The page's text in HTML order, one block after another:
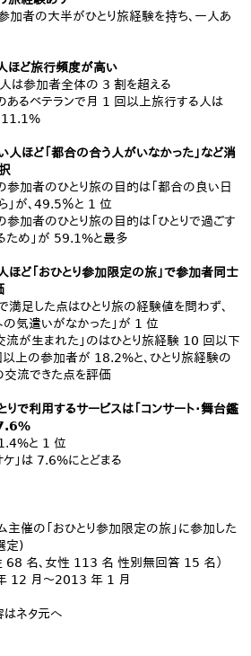
参加者の大半がひとり旅経験を持ち、一人あ
ほど旅行頻度が高い
は参加者全体の 3 割を超える
あるベテランで月 1 回以上旅行する人は
11.1%
ほど「都合の合う人がいなかった」など消
参加者のひとり旅の目的は「都合の良い日
」が、49.5％と 1 位
加者のひとり旅の目的は「ひとりで過ごす
ため」が 59.1%と最多
ほど「おひとり参加限定の旅」で参加者同士
満足した点はひとり旅の経験値を問わず、
気遣いがなかった」が 1 位
流が生まれた」のはひとり旅経験 10 回以下
上の参加者が 18.2%と、ひとり旅経験の
流できた点を評価
で利用するサービスは「コンサート・舞台鑑
7.6%
と 1 位
ケ」は 7.6%にとどまる
主催の「おひとり参加限定の旅」に参加した
定)
68 名、女性 113 名 性別無回答 15 名）
12 月～2013 年 1 月
はネタ元へ